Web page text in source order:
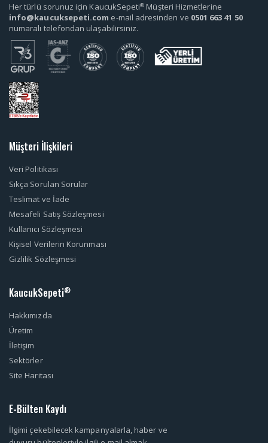
Her türlü sorunuz için KaucukSepeti® Müşteri Hizmetlerine
info@kaucuksepeti.com e-mail adresinden ve 0501 663 41 50
numaralı telefondan ulaşabilirsiniz.
Müşteri İlişkileri
Veri Politikası
Sıkça Sorulan Sorular
Teslimat ve İade
Mesafeli Satış Sözleşmesi
Kullanıcı Sözleşmesi
Kişisel Verilerin Korunması
Gizlilik Sözleşmesi
KaucukSepeti®
Hakkımızda
Üretim
İletişim
Sektörler
Site Haritası
E-Bülten Kaydı
İlgimi çekebilecek kampanyalarla, haber ve